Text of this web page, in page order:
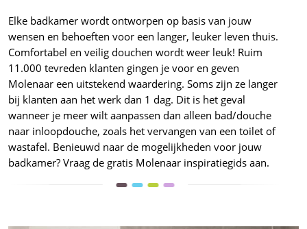
Elke badkamer wordt ontworpen op basis van jouw
wensen en behoeften voor een langer, leuker leven thuis.
Comfortabel en veilig douchen wordt weer leuk! Ruim
11.000 tevreden klanten gingen je voor en geven
Molenaar een uitstekend waardering. Soms zijn ze langer
bij klanten aan het werk dan 1 dag. Dit is het geval
wanneer je meer wilt aanpassen dan alleen bad/douche
naar inloopdouche, zoals het vervangen van een toilet of
wastafel. Benieuwd naar de mogelijkheden voor jouw
badkamer? Vraag de gratis Molenaar inspiratiegids aan.